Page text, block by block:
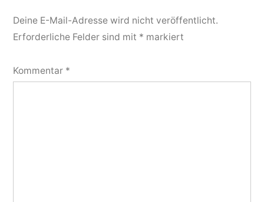
Deine E-Mail-Adresse wird nicht veröffentlicht.
Erforderliche Felder sind mit * markiert
Kommentar *